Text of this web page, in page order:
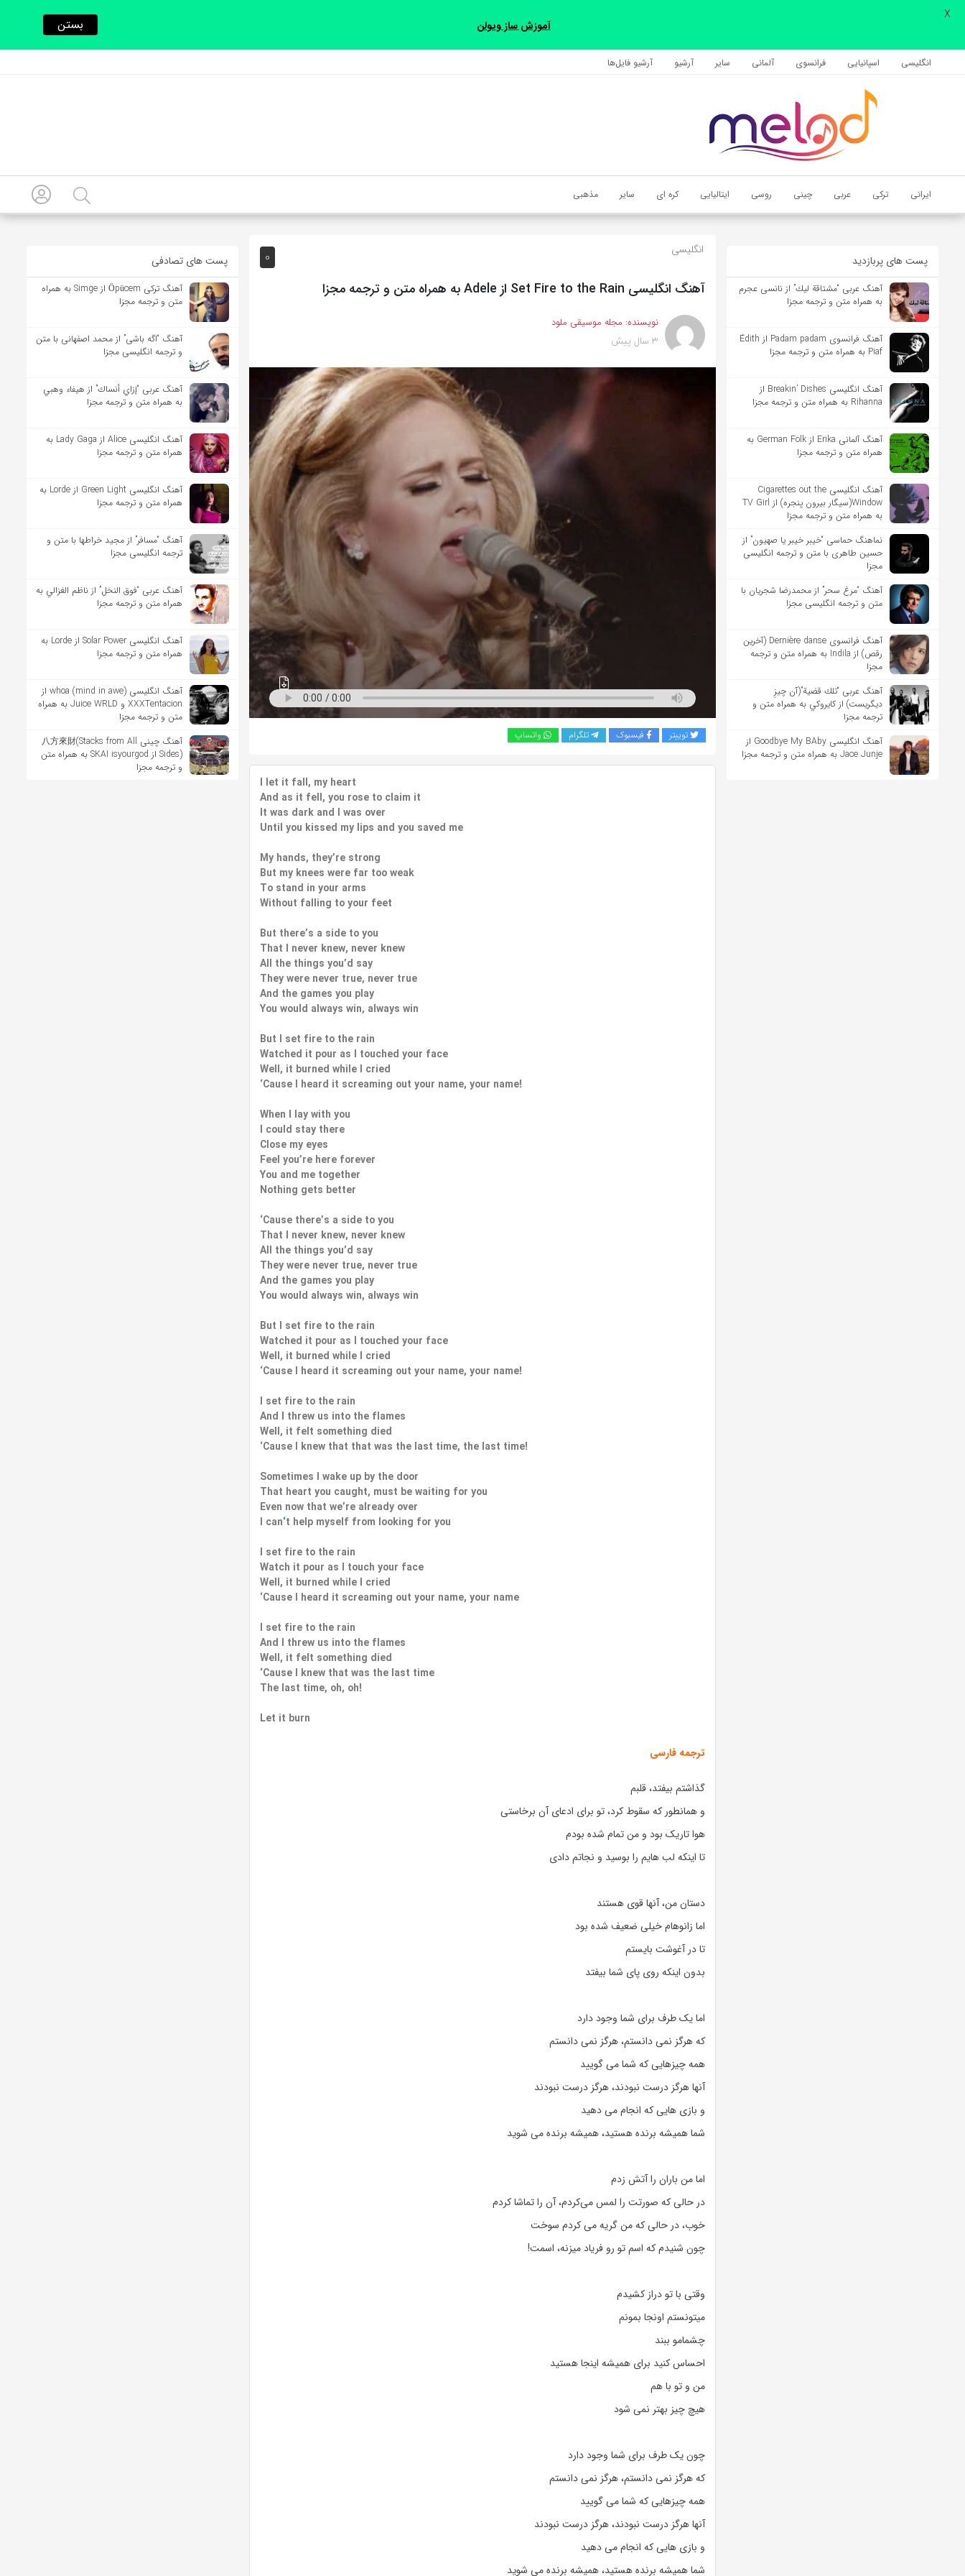
انگلیسی اسپانیایی فرانسوی آلمانی سایر آرشیو آرشیو فایل‌‎ها
ایرانی ترکی عربی چینی روسی ایتالیایی کره ای سایر مذهبی
اشتراک گذاری
با استفاده از روش‌های زیر می‌توانید این صفحه را با دوستان خود به
کپی لینک
پست های پربازدید
آهنگ عربی “مشتاقة لیك” از نانسی عجرم
به همراه متن و ترجمه مجزا
آهنگ فرانسوی Padam padam از Édith
Piaf به همراه متن و ترجمه مجزا
آهنگ انگلیسی Breakin’ Dishes از
Rihanna به همراه متن و ترجمه مجزا
آهنگ آلمانی Erika از German Folk به
همراه متن و ترجمه مجزا
آهنگ انگلیسی Cigarettes out the
Window(سیگار بیرون پنجره) از TV Girl
به همراه متن و ترجمه مجزا
نماهنگ حماسی “خیبر خیبر یا صهیون” از
حسین طاهری با متن و ترجمه انگلیسی
مجزا
آهنگ “مرغ سحر” از محمدرضا شجریان با
متن و ترجمه انگلیسی مجزا
آهنگ فرانسوی Dernière danse (آخرین
رقص) از Indila به همراه متن و ترجمه
مجزا
آهنگ عربی “تلك قضية”(آن چیزِ
دیگریست) از كايروكي به همراه متن و
ترجمه مجزا
آهنگ انگلیسی Goodbye My BAby از
Jace Junje به همراه متن و ترجمه مجزا
0 انگلیسی
آهنگ انگلیسی Set Fire to the Rain از Adele به همراه متن و ترجمه مجزا
نویسنده: مجله موسیقی ملود
3 سال پیش
توییتر فیسبوک تلگرام واتساپ
I let it fall, my heart
And as it fell, you rose to claim it
It was dark and I was over
Until you kissed my lips and you saved me
My hands, they’re strong
But my knees were far too weak
To stand in your arms
Without falling to your feet
But there’s a side to you
That I never knew, never knew
All the things you’d say
They were never true, never true
And the games you play
You would always win, always win
But I set fire to the rain
Watched it pour as I touched your face
Well, it burned while I cried
‘Cause I heard it screaming out your name, your name!
When I lay with you
I could stay there
Close my eyes
Feel you’re here forever
You and me together
Nothing gets better
‘Cause there’s a side to you
That I never knew, never knew
All the things you’d say
They were never true, never true
And the games you play
You would always win, always win
But I set fire to the rain
Watched it pour as I touched your face
Well, it burned while I cried
‘Cause I heard it screaming out your name, your name!
I set fire to the rain
And I threw us into the flames
Well, it felt something died
‘Cause I knew that that was the last time, the last time!
Sometimes I wake up by the door
That heart you caught, must be waiting for you
Even now that we’re already over
I can‘t help myself from looking for you
I set fire to the rain
Watch it pour as I touch your face
Well, it burned while I cried
‘Cause I heard it screaming out your name, your name
I set fire to the rain
And I threw us into the flames
Well, it felt something died
‘Cause I knew that was the last time
The last time, oh, oh!
Let it burn
ترجمه فارسی
گذاشتم بیفتد، قلبم
و همانطور که سقوط کرد، تو برای ادعای آن برخاستی
هوا تاریک بود و من تمام شده بودم
تا اینکه لب هایم را بوسید و نجاتم دادی
دستان من، آنها قوی هستند
اما زانوهام خیلی ضعیف شده بود
تا در آغوشت بایستم
بدون اینکه روی پای شما بیفتد
اما یک طرف برای شما وجود دارد
که هرگز نمی دانستم، هرگز نمی دانستم
همه چیزهایی که شما می گویید
آنها هرگز درست نبودند، هرگز درست نبودند
و بازی هایی که انجام می دهید
شما همیشه برنده هستید، همیشه برنده می شوید
اما من باران را آتش زدم
در حالی که صورتت را لمس می‌کردم، آن را تماشا کردم
خوب، در حالی که من گریه می کردم سوخت
چون شنیدم که اسم تو رو فریاد میزنه، اسمت!
وقتی با تو دراز کشیدم
میتونستم اونجا بمونم
چشمامو ببند
احساس کنید برای همیشه اینجا هستید
من و تو با هم
هیچ چیز بهتر نمی شود
چون یک طرف برای شما وجود دارد
که هرگز نمی دانستم، هرگز نمی دانستم
همه چیزهایی که شما می گویید
آنها هرگز درست نبودند، هرگز درست نبودند
و بازی هایی که انجام می دهید
شما همیشه برنده هستید، همیشه برنده می شوید
پست های تصادفی
آهنگ ترکی Öpücem از Simge به همراه
متن و ترجمه مجزا
آهنگ “اگه باشی” از محمد اصفهانی با متن
و ترجمه انگلیسی مجزا
آهنگ عربی “إزاي أنساك” از هيفاء وهبي
به همراه متن و ترجمه مجزا
آهنگ انگلیسی Alice از Lady Gaga به
همراه متن و ترجمه مجزا
آهنگ انگلیسی Green Light از Lorde به
همراه متن و ترجمه مجزا
آهنگ “مسافر” از مجید خراطها با متن و
ترجمه انگلیسی مجزا
آهنگ عربی “فوق النخل” از ناظم الغزالي به
همراه متن و ترجمه مجزا
آهنگ انگلیسی Solar Power از Lorde به
همراه متن و ترجمه مجزا
آهنگ انگلیسی whoa (mind in awe) از
XXXTentacion و Juice WRLD به همراه
متن و ترجمه مجزا
آهنگ چینی 八方來財(Stacks from All
Sides) از SKAI isyourgod به همراه متن
و ترجمه مجزا
آموزش ساز ویولن بستن
X